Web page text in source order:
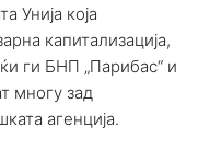
Унија која
капитализација,
ги БНП „Парибас“ и
многу зад
агенција.